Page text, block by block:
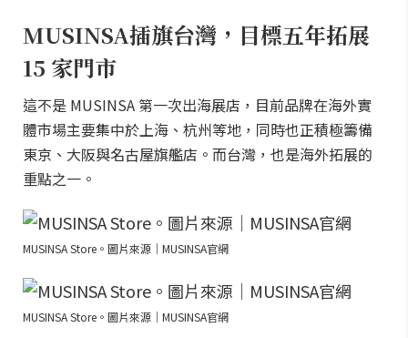
MUSINSA插旗台灣，目標五年拓展
15 家門市
這不是 MUSINSA 第一次出海展店，目前品牌在海外實
體市場主要集中於上海、杭州等地，同時也正積極籌備
東京、大阪與名古屋旗艦店。而台灣，也是海外拓展的
重點之一。
MUSINSA Store。圖片來源｜MUSINSA官網
MUSINSA Store。圖片來源｜MUSINSA官網